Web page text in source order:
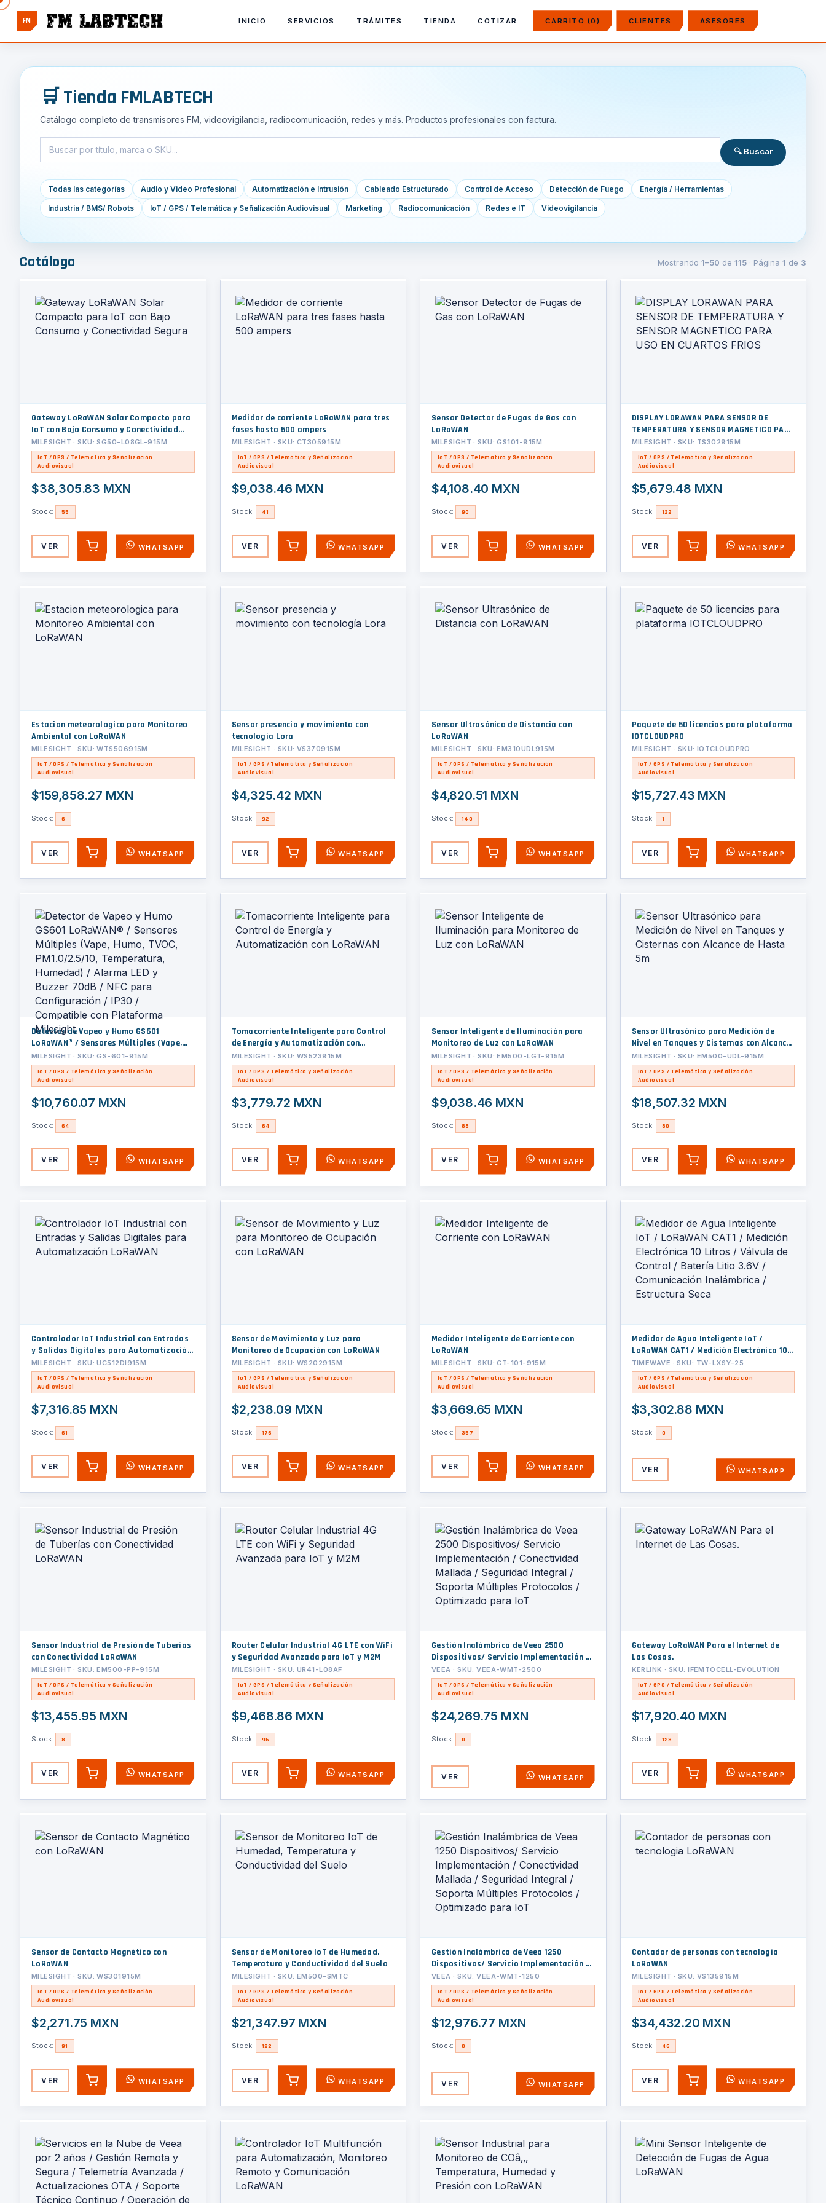
FM INICIO SERVICIOS TRÁMITES TIENDA COTIZAR CARRITO (0) CLIENTES ASESORES
🛒 Tienda FMLABTECH
Catálogo completo de transmisores FM, videovigilancia, radiocomunicación, redes y más. Productos profesionales con factura.
🔍 Buscar
Todas las categorías Audio y Video Profesional Automatización e Intrusión Cableado Estructurado Control de Acceso Detección de Fuego Energía / Herramientas
Industria / BMS/ Robots IoT / GPS / Telemática y Señalización Audiovisual Marketing Radiocomunicación Redes e IT Videovigilancia
Catálogo Mostrando 1–50 de 115 · Página 1 de 3
Gateway LoRaWAN Solar Compacto para
IoT con Bajo Consumo y Conectividad
Segura
MILESIGHT · SKU: SG50-L08GL-915M
IoT / GPS / Telemática y Señalización
Audiovisual
$38,305.83 MXN
Stock: 55
VER AGREGARWHATSAPP
Medidor de corriente LoRaWAN para tres
fases hasta 500 ampers
MILESIGHT · SKU: CT305915M
IoT / GPS / Telemática y Señalización
Audiovisual
$9,038.46 MXN
Stock: 41
VER AGREGARWHATSAPP
Sensor Detector de Fugas de Gas con
LoRaWAN
MILESIGHT · SKU: GS101-915M
IoT / GPS / Telemática y Señalización
Audiovisual
$4,108.40 MXN
Stock: 90
VER AGREGARWHATSAPP
DISPLAY LORAWAN PARA SENSOR DE
TEMPERATURA Y SENSOR MAGNETICO PARA
USO EN CUARTOS FRIOS
MILESIGHT · SKU: TS302915M
IoT / GPS / Telemática y Señalización
Audiovisual
$5,679.48 MXN
Stock: 122
VER AGREGARWHATSAPP
Estacion meteorologica para Monitoreo
Ambiental con LoRaWAN
MILESIGHT · SKU: WTS506915M
IoT / GPS / Telemática y Señalización
Audiovisual
$159,858.27 MXN
Stock: 6
VER AGREGARWHATSAPP
Sensor presencia y movimiento con
tecnología Lora
MILESIGHT · SKU: VS370915M
IoT / GPS / Telemática y Señalización
Audiovisual
$4,325.42 MXN
Stock: 92
VER AGREGARWHATSAPP
Sensor Ultrasónico de Distancia con
LoRaWAN
MILESIGHT · SKU: EM310UDL915M
IoT / GPS / Telemática y Señalización
Audiovisual
$4,820.51 MXN
Stock: 140
VER AGREGARWHATSAPP
Paquete de 50 licencias para plataforma
IOTCLOUDPRO
MILESIGHT · SKU: IOTCLOUDPRO
IoT / GPS / Telemática y Señalización
Audiovisual
$15,727.43 MXN
Stock: 1
VER AGREGARWHATSAPP
Detector de Vapeo y Humo GS601
LoRaWAN® / Sensores Múltiples (Vape,
Humo, TVOC, PM1.0/2.5/10, Temperatura,
Humedad) / Alarma LED y Buzzer 70dB /
NFC para Configuración / IP30 /
Compatible con Plataforma Milesight
MILESIGHT · SKU: GS-601-915M
IoT / GPS / Telemática y Señalización
Audiovisual
$10,760.07 MXN
Stock: 64
VER AGREGARWHATSAPP
Tomacorriente Inteligente para Control
de Energía y Automatización con
LoRaWAN
MILESIGHT · SKU: WS523915M
IoT / GPS / Telemática y Señalización
Audiovisual
$3,779.72 MXN
Stock: 64
VER AGREGARWHATSAPP
Sensor Inteligente de Iluminación para
Monitoreo de Luz con LoRaWAN
MILESIGHT · SKU: EM500-LGT-915M
IoT / GPS / Telemática y Señalización
Audiovisual
$9,038.46 MXN
Stock: 88
VER AGREGARWHATSAPP
Sensor Ultrasónico para Medición de
Nivel en Tanques y Cisternas con Alcance
de Hasta 5m
MILESIGHT · SKU: EM500-UDL-915M
IoT / GPS / Telemática y Señalización
Audiovisual
$18,507.32 MXN
Stock: 80
VER AGREGARWHATSAPP
Controlador IoT Industrial con Entradas
y Salidas Digitales para Automatización
LoRaWAN
MILESIGHT · SKU: UC512DI915M
IoT / GPS / Telemática y Señalización
Audiovisual
$7,316.85 MXN
Stock: 61
VER AGREGARWHATSAPP
Sensor de Movimiento y Luz para
Monitoreo de Ocupación con LoRaWAN
MILESIGHT · SKU: WS202915M
IoT / GPS / Telemática y Señalización
Audiovisual
$2,238.09 MXN
Stock: 176
VER AGREGARWHATSAPP
Medidor Inteligente de Corriente con
LoRaWAN
MILESIGHT · SKU: CT-101-915M
IoT / GPS / Telemática y Señalización
Audiovisual
$3,669.65 MXN
Stock: 357
VER AGREGARWHATSAPP
Medidor de Agua Inteligente IoT /
LoRaWAN CAT1 / Medición Electrónica 10
Litros / Válvula de Control / Batería Litio
3.6V / Comunicación Inalámbrica /
Estructura Seca
TIMEWAVE · SKU: TW-LXSY-25
IoT / GPS / Telemática y Señalización
Audiovisual
$3,302.88 MXN
Stock: 0
VER WHATSAPP
Sensor Industrial de Presión de Tuberías
con Conectividad LoRaWAN
MILESIGHT · SKU: EM500-PP-915M
IoT / GPS / Telemática y Señalización
Audiovisual
$13,455.95 MXN
Stock: 8
VER AGREGARWHATSAPP
Router Celular Industrial 4G LTE con WiFi
y Seguridad Avanzada para IoT y M2M
MILESIGHT · SKU: UR41-L08AF
IoT / GPS / Telemática y Señalización
Audiovisual
$9,468.86 MXN
Stock: 96
VER AGREGARWHATSAPP
Gestión Inalámbrica de Veea 2500
Dispositivos/ Servicio Implementación /
Conectividad Mallada / Seguridad
Integral / Soporta Múltiples Protocolos /
Optimizado para IoT
VEEA · SKU: VEEA-WMT-2500
IoT / GPS / Telemática y Señalización
Audiovisual
$24,269.75 MXN
Stock: 0
VER WHATSAPP
Gateway LoRaWAN Para el Internet de
Las Cosas.
KERLINK · SKU: IFEMTOCELL-EVOLUTION
IoT / GPS / Telemática y Señalización
Audiovisual
$17,920.40 MXN
Stock: 128
VER AGREGARWHATSAPP
Sensor de Contacto Magnético con
LoRaWAN
MILESIGHT · SKU: WS301915M
IoT / GPS / Telemática y Señalización
Audiovisual
$2,271.75 MXN
Stock: 91
VER AGREGARWHATSAPP
Sensor de Monitoreo IoT de Humedad,
Temperatura y Conductividad del Suelo
MILESIGHT · SKU: EM500-SMTC
IoT / GPS / Telemática y Señalización
Audiovisual
$21,347.97 MXN
Stock: 122
VER AGREGARWHATSAPP
Gestión Inalámbrica de Veea 1250
Dispositivos/ Servicio Implementación /
Conectividad Mallada / Seguridad
Integral / Soporta Múltiples Protocolos /
Optimizado para IoT
VEEA · SKU: VEEA-WMT-1250
IoT / GPS / Telemática y Señalización
Audiovisual
$12,976.77 MXN
Stock: 0
VER WHATSAPP
Contador de personas con tecnologia
LoRaWAN
MILESIGHT · SKU: VS135915M
IoT / GPS / Telemática y Señalización
Audiovisual
$34,432.20 MXN
Stock: 46
VER AGREGARWHATSAPP